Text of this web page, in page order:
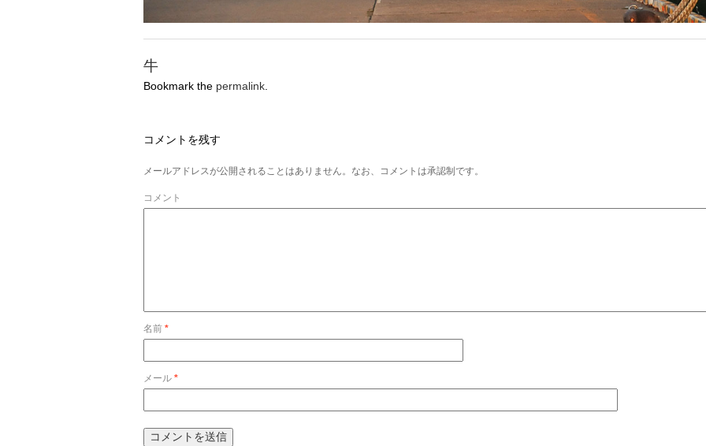
牛
Bookmark the permalink
コメントを残す
メールアドレスが公開されることはありません。なお、コメントは承認制です。
コメント
名前 *
メール *